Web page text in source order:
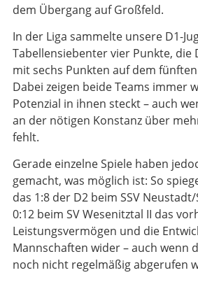
dem Übergang auf Großfeld.
In der Liga sammelte unsere D1-
Tabellensiebenter vier Punkte, die
mit sechs Punkten auf dem
Dabei zeigen beide Teams immer
Potenzial in ihnen steckt – auch
an der nötigen Konstanz über
fehlt.
Gerade einzelne Spiele haben
gemacht, was möglich ist: So
das 1:8 der D2 beim SSV
0:12 beim SV Wesenitztal II das
Leistungsvermögen und die
Mannschaften wider – auch wenn
noch nicht regelmäßig abgerufen